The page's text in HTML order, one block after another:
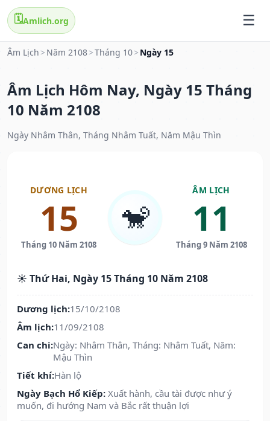
🗓️Amlich.org
Âm Lịch > Năm 2108>Tháng 10> Ngày 15
Âm Lịch Hôm Nay, Ngày 15 Tháng
10 Năm 2108
Ngày Nhâm Thân, Tháng Nhâm Tuất, Năm Mậu Thìn
DƯƠNG LỊCH
15
Tháng 10 Năm 2108
🐒
ÂM LỊCH
11
Tháng 9 Năm 2108
☀️ Thứ Hai, Ngày 15 Tháng 10 Năm 2108
Dương lịch:15/10/2108
Âm lịch:11/09/2108
Can chi:Ngày: Nhâm Thân, Tháng: Nhâm Tuất, Năm:
Mậu Thìn
Tiết khí:Hàn lộ
Ngày Bạch Hổ Kiếp: Xuất hành, cầu tài được như ý
muốn, đi hướng Nam và Bắc rất thuận lợi